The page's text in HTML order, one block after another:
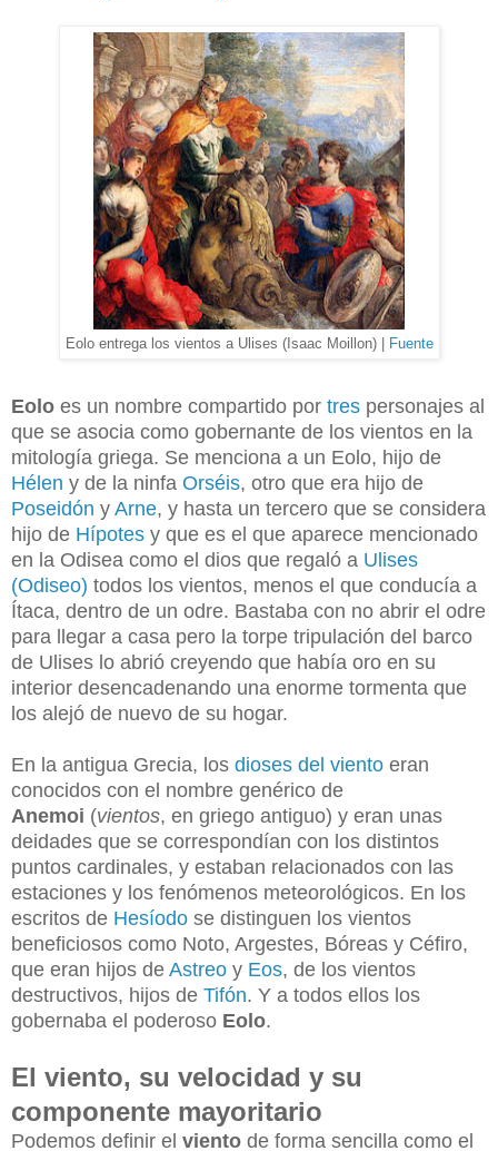
Eolo entrega los vientos a Ulises (Isaac Moillon) | Fuente
Eolo es un nombre compartido por tres personajes al
que se asocia como gobernante de los vientos en la
mitología griega. Se menciona a un Eolo, hijo de
Hélen y de la ninfa Orséis, otro que era hijo de
Poseidón y Arne, y hasta un tercero que se considera
hijo de Hípotes y que es el que aparece mencionado
en la Odisea como el dios que regaló a Ulises
(Odiseo) todos los vientos, menos el que conducía a
Ítaca, dentro de un odre. Bastaba con no abrir el odre
para llegar a casa pero la torpe tripulación del barco
de Ulises lo abrió creyendo que había oro en su
interior desencadenando una enorme tormenta que
los alejó de nuevo de su hogar.
En la antigua Grecia, los dioses del viento eran
conocidos con el nombre genérico de
Anemoi (vientos, en griego antiguo) y eran unas
deidades que se correspondían con los distintos
puntos cardinales, y estaban relacionados con las
estaciones y los fenómenos meteorológicos. En los
escritos de Hesíodo se distinguen los vientos
beneficiosos como Noto, Argestes, Bóreas y Céfiro,
que eran hijos de Astreo y Eos, de los vientos
destructivos, hijos de Tifón. Y a todos ellos los
gobernaba el poderoso Eolo.
El viento, su velocidad y su
componente mayoritario
Podemos definir el viento de forma sencilla como el